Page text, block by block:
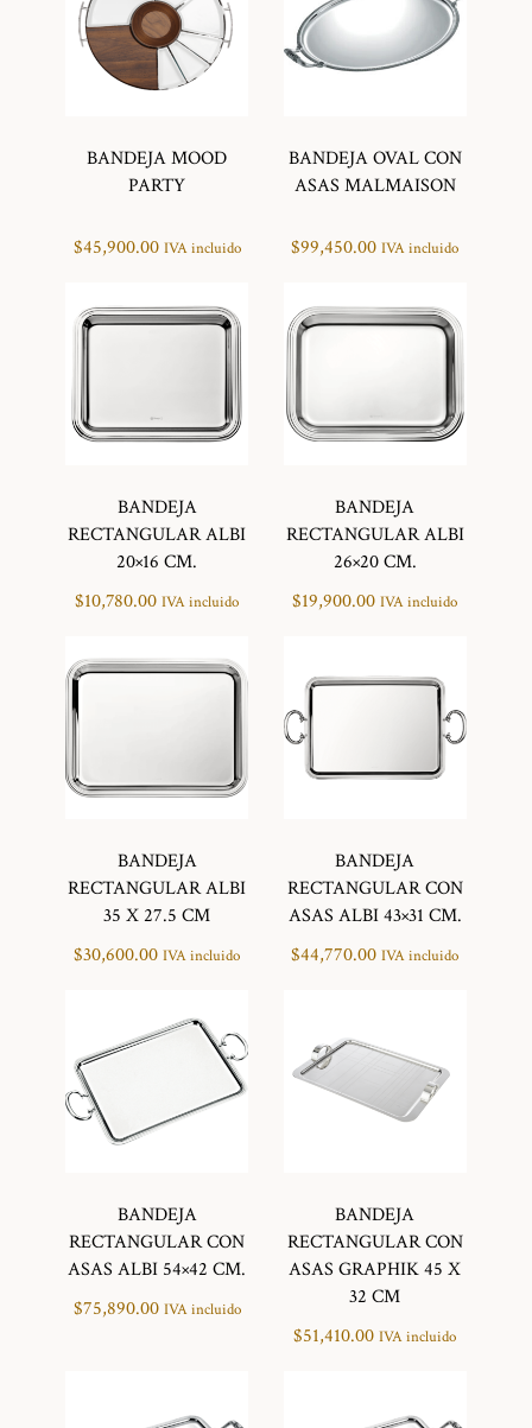
BANDEJA MOOD
PARTY
$45,900.00 IVA incluido
BANDEJA OVAL CON
ASAS MALMAISON
$99,450.00 IVA incluido
BANDEJA
RECTANGULAR ALBI
20×16 CM.
$10,780.00 IVA incluido
BANDEJA
RECTANGULAR ALBI
26×20 CM.
$19,900.00 IVA incluido
BANDEJA
RECTANGULAR ALBI
35 X 27.5 CM
$30,600.00 IVA incluido
BANDEJA
RECTANGULAR CON
ASAS ALBI 43×31 CM.
$44,770.00 IVA incluido
BANDEJA
RECTANGULAR CON
ASAS ALBI 54×42 CM.
$75,890.00 IVA incluido
BANDEJA
RECTANGULAR CON
ASAS GRAPHIK 45 X
32 CM
$51,410.00 IVA incluido